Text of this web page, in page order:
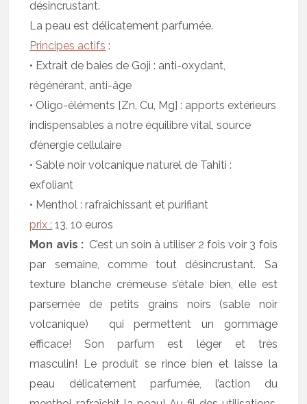
désincrustant.
La peau est délicatement parfumée.
Principes actifs :
• Extrait de baies de Goji : anti-oxydant,
régénérant, anti-âge
• Oligo-éléments [Zn, Cu, Mg] : apports extérieurs
indispensables à notre équilibre vital, source
d’énergie cellulaire
• Sable noir volcanique naturel de Tahiti :
exfoliant
• Menthol : rafraîchissant et purifiant
prix : 13, 10 euros
Mon avis :C’est un soin à utiliser 2 fois voir 3 fois
par semaine, comme tout désincrustant. Sa
texture blanche crémeuse s’étale bien, elle est
parsemée de petits grains noirs (sable noir
volcanique) qui permettent un gommage
efficace! Son parfum est léger et très
masculin! Le produit se rince bien et laisse la
peau délicatement parfumée, l’action du